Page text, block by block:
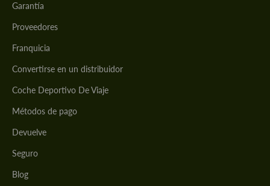
Garantía
Proveedores
Franquicia
Convertirse en un distribuidor
Coche Deportivo De Viaje
Métodos de pago
Devuelve
Seguro
Blog